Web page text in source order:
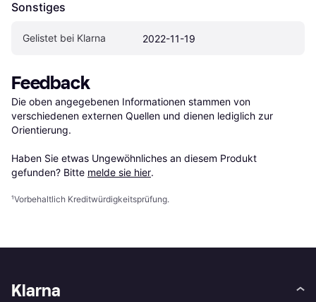
Sonstiges
Gelistet bei Klarna 2022-11-19
Feedback
Die oben angegebenen Informationen stammen von
verschiedenen externen Quellen und dienen lediglich zur
Orientierung.
Haben Sie etwas Ungewöhnliches an diesem Produkt
gefunden? Bitte melde sie hier.
¹Vorbehaltlich Kreditwürdigkeitsprüfung.
Klarna